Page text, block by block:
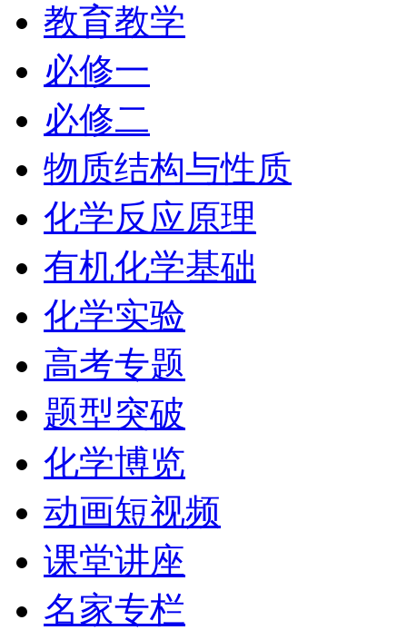
教育教学
必修一
必修二
物质结构与性质
化学反应原理
有机化学基础
化学实验
高考专题
题型突破
化学博览
动画短视频
课堂讲座
名家专栏